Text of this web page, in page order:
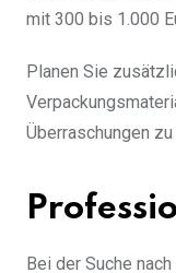
mit 300 bis 1.000
Planen Sie
Überraschungen zu
Bei der Suche